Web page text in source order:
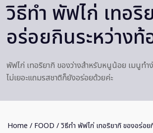
วิธีทำ พัฟไก่ เทอริ
อร่อยกินระหว่างท้
พัฟไก่ เทอริยากิ ของว่างสำหรับหนูน้อย เมนูทำ
ไม่เยอะแถมรสชาติก็ยังอร่อยด้วยค่ะ
Home / FOOD / วิธีทำ พัฟไก่ เทอริยากิ ของอร่อย